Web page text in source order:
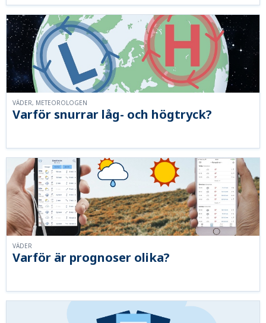
Varför snurrar låg- och högtryck?
VÄDER, METEOROLOGEN
Varför är prognoser olika?
VÄDER